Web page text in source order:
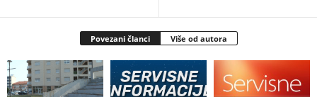
Povezani članci Više od autora